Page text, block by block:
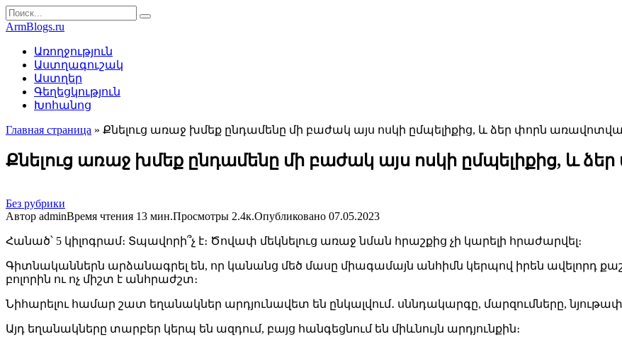
Перейти
к
контенту
Search
for:
ArmBlogs.ru
Առողջություն
Աստղագուշակ
Աստղեր
Գեղեցկություն
Խոհանոց
Главная страница » Քնելուց առաջ խմեք ընդամենը մի բաժակ այս ոսկի ըմպելիքից, և ձեր փորն առավոտվա
Քնելուց առաջ խմեք ընդամենը մի բաժակ այս ոսկի ըմպելիքից, և
Без рубрики
Автор adminВремя чтения 13 мин.Просмотры 2.4к.Опубликовано 07.05.2023
Հանած՝ 5 կիլոգրամ։ Տպավորի՞չ է։ Ծովափ մեկնելուց առաջ նման հրաշքից չի կարելի հրաժարվել։
Գիտնականներն արձանագրել են, որ կանանց մեծ մասը միագամայն անհիմն կերպով իրեն ավելորդ քաշ
բոլորին ու ոչ միշտ է անհրաժշտ։
Նիհարելու համար շատ եղանակներ արդյունավետ են ընկալվում․ սննդակարգը, մարզումները,
Այդ եղանակները տարբեր կերպ են ազդում, բայց հանգեցնում են միևնույն արդյունքին։